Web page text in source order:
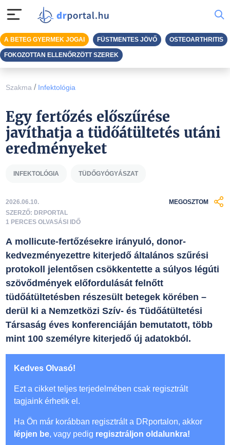
Szakma / Infektológia
Egy fertőzés előszűrése
javíthatja a tüdőátültetés utáni
eredményeket
INFEKTOLÓGIA TÜDŐGYÓGYÁSZAT
2026.06.10.
SZERZŐ: DRPORTAL
1 PERCES OLVASÁSI IDŐ
MEGOSZTOM
A mollicute-fertőzésekre irányuló, donor-
kedvezményezettre kiterjedő általános szűrési
protokoll jelentősen csökkentette a súlyos légúti
szövődmények előfordulását felnőtt
tüdőátültetésben részesült betegek körében –
derül ki a Nemzetközi Szív- és Tüdőátültetési
Társaság éves konferenciáján bemutatott, több
mint 100 személyre kiterjedő új adatokból.
Kedves Olvasó!
Ezt a cikket teljes terjedelmében csak regisztrált
tagjaink érhetik el.
Ha Ön már korábban regisztrált a DRportalon, akkor
lépjen be, vagy pedig regisztráljon oldalunkra!
A BETEG GYERMEK JOGAI FÜSTMENTES JÖVŐ OSTEOARTHRITIS
FOKOZOTTAN ELLENŐRZÖTT SZEREK